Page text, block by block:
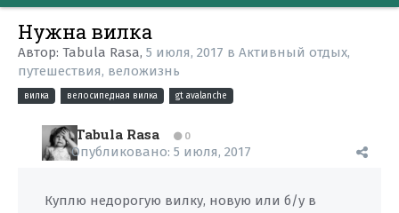
Нужна вилка
Автор: Tabula Rasa, 5 июля, 2017 в Активный отдых,
путешествия, веложизнь
вилка велосипедная вилка gt avalanche
Tabula Rasa 0
Опубликовано: 5 июля, 2017
Куплю недорогую вилку, новую или б/у в